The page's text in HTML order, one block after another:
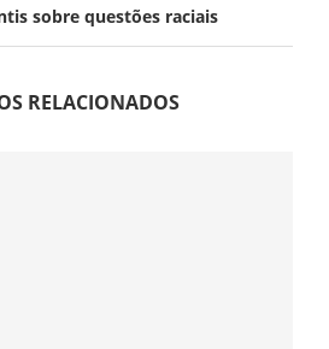
sobre questões raciais
RELACIONADOS